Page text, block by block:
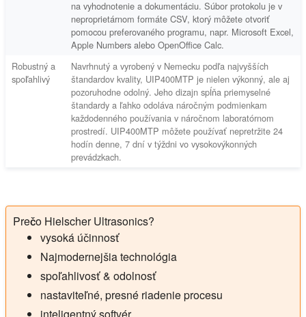
na vyhodnotenie a dokumentáciu. Súbor protokolu je v
neproprietárnom formáte CSV, ktorý môžete otvoriť
pomocou preferovaného programu, napr. Microsoft Excel,
Apple Numbers alebo OpenOffice Calc.
Robustný a
spoľahlivý
Navrhnutý a vyrobený v Nemecku podľa najvyšších
štandardov kvality, UIP400MTP je nielen výkonný, ale aj
pozoruhodne odolný. Jeho dizajn spĺňa priemyselné
štandardy a ľahko odoláva náročným podmienkam
každodenného používania v náročnom laboratórnom
prostredí. UIP400MTP môžete používať nepretržite 24
hodín denne, 7 dní v týždni vo vysokovýkonných
prevádzkach.
Prečo Hielscher Ultrasonics?
vysoká účinnosť
Najmodernejšia technológia
spoľahlivosť & odolnosť
nastaviteľné, presné riadenie procesu